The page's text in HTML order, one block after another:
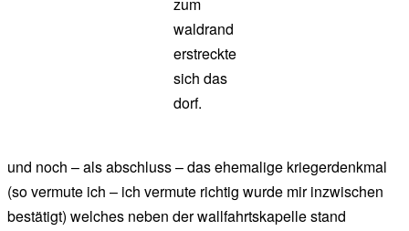
zum
waldrand
erstreckte
sich das
dorf.
und noch – als abschluss – das ehemalige kriegerdenkmal
(so vermute ich – ich vermute richtig wurde mir inzwischen
bestätigt) welches neben der wallfahrtskapelle stand